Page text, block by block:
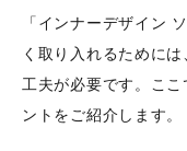
「インナーデザイン
く取り入れるために
工夫が必要です。こ
ントをご紹介します。